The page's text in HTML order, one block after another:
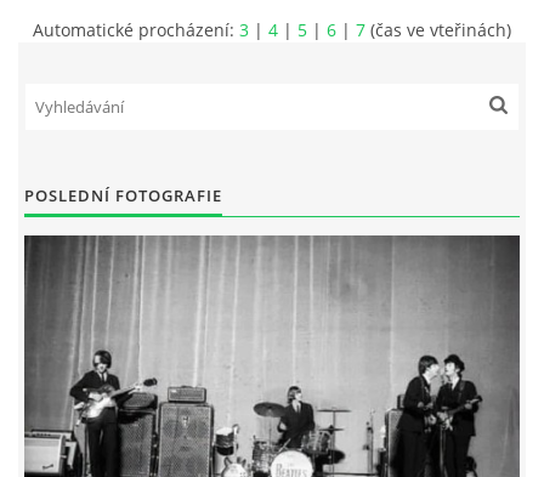
NÁSTROJE - HARRISON
NÁSTROJE - ZESILOVAČE/KOMBA
NÁSTROJE - PEDÁLY
OBLEČENÍ
PODPISY
Automatické procházení: 3 | 4 | 5 | 6 | 7 (čas ve vteřinách)
POSLEDNÍ FOTOGRAFIE